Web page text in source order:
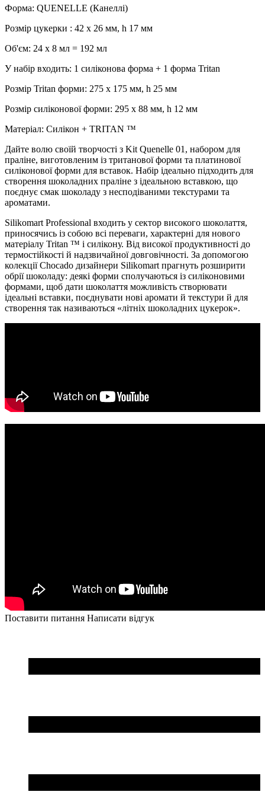
Форма: QUENELLE (Канеллі)
Розмір цукерки : 42 x 26 мм, h 17 мм
Об'єм: 24 х 8 мл = 192 мл
У набір входить: 1 силіконова форма + 1 форма Tritan
Розмір Tritan форми: 275 x 175 мм, h 25 мм
Розмір силіконової форми: 295 x 88 мм, h 12 мм
Матеріал: Силікон + TRITAN ™
Дайте волю своїй творчості з Kit Quenelle 01, набором для
праліне, виготовленим із тританової форми та платинової
силіконової форми для вставок. Набір ідеально підходить для
створення шоколадних праліне з ідеальною вставкою, що
поєднує смак шоколаду з несподіваними текстурами та
ароматами.
Silikomart Professional входить у сектор високого шоколаття,
приносячись із собою всі переваги, характерні для нового
матеріалу Tritan ™ і силікону. Від високої продуктивності до
термостійкості й надзвичайної довговічності. За допомогою
колекції Chocado дизайнери Silikomart прагнуть розширити
обрії шоколаду: деякі форми сполучаються із силіконовими
формами, щоб дати шоколаття можливість створювати
ідеальні вставки, поєднувати нові аромати й текстури й для
створення так називаються «літніх шоколадних цукерок».
Поставити питання Написати відгук